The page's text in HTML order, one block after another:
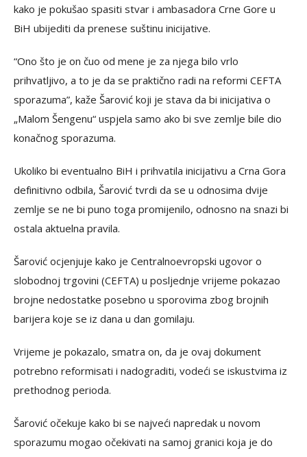
kako je pokušao spasiti stvar i ambasadora Crne Gore u
BiH ubijediti da prenese suštinu inicijative.
“Ono što je on čuo od mene je za njega bilo vrlo
prihvatljivo, a to je da se praktično radi na reformi CEFTA
sporazuma”, kaže Šarović koji je stava da bi inicijativa o
„Malom Šengenu“ uspjela samo ako bi sve zemlje bile dio
konačnog sporazuma.
Ukoliko bi eventualno BiH i prihvatila inicijativu a Crna Gora
definitivno odbila, Šarović tvrdi da se u odnosima dvije
zemlje se ne bi puno toga promijenilo, odnosno na snazi bi
ostala aktuelna pravila.
Šarović ocjenjuje kako je Centralnoevropski ugovor o
slobodnoj trgovini (CEFTA) u posljednje vrijeme pokazao
brojne nedostatke posebno u sporovima zbog brojnih
barijera koje se iz dana u dan gomilaju.
Vrijeme je pokazalo, smatra on, da je ovaj dokument
potrebno reformisati i nadograditi, vodeći se iskustvima iz
prethodnog perioda.
Šarović očekuje kako bi se najveći napredak u novom
sporazumu mogao očekivati na samoj granici koja je do